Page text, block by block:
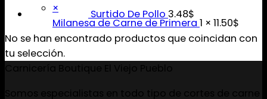
×
Milanesa de Carne de Primera 1 × 11.50$
Surtido De Pollo 3.48$
No se han encontrado productos que coincidan con
tu selección.